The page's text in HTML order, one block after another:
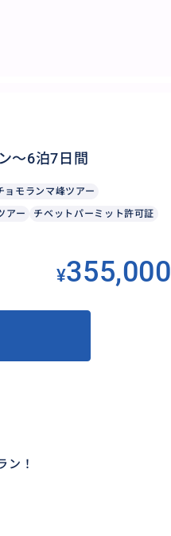
～6泊7日間
ョモランマ峰ツアー
アー
チベットパーミット許可証
¥355,000
ン！